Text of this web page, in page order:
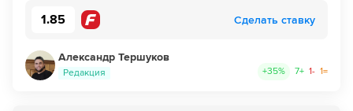
Ньюкасл совершает вбрасывание на своей половине
поля
21´ Вбрасывание выполнит Ньюкасл Юнайтед на половине
поля команды Лестер Сити.
1.85 Сделать ставку
Александр Тершуков
Редакция +35% 7+ 1- 1=